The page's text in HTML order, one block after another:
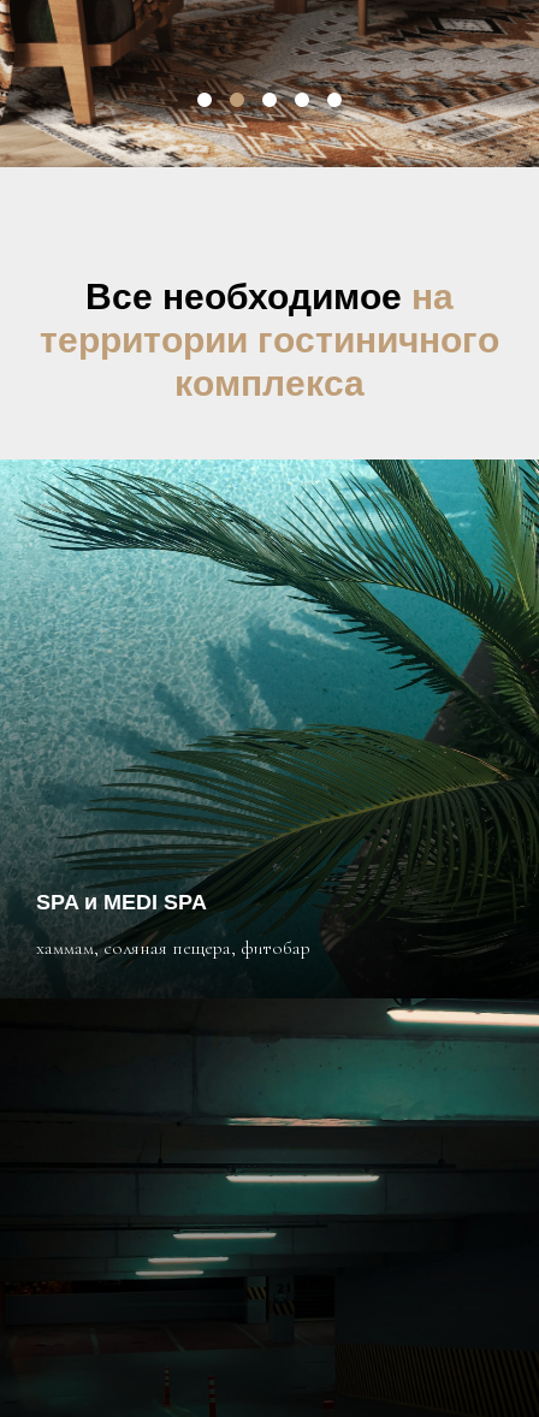
Все необходимое на
территории гостиничного
комплекса
SPA и MEDI SPA
хаммам, соляная пещера, фитобар